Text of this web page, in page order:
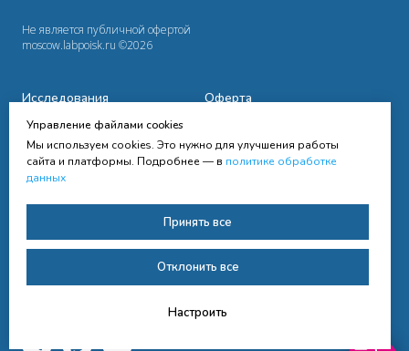
Не является публичной офертой
moscow.labpoisk.ru ©2026
Исследования
Сотрудничество
Cправочная информация
Оферта
конфиденциальности
Согласие на получение
рассылки
персональных данных
Управление файлами cookies
Мы используем cookies. Это нужно для улучшения работы
сайта и платформы. Подробнее — в политике обработке
данных
Принять все
Отклонить все
Настроить